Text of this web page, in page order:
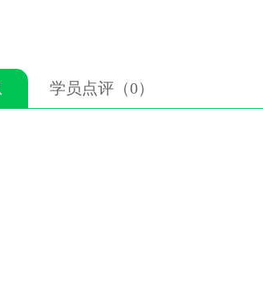
学员点评（0）